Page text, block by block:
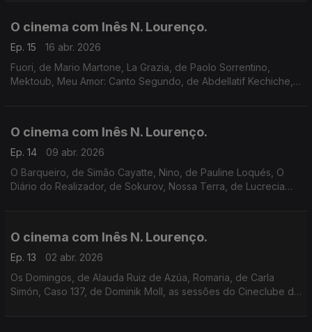
O cinema com Inês N. Lourenço.
Ep. 15
16 abr. 2026
Fuori, de Mario Martone, La Grazia, de Paolo Sorrentino,
Mektoub, Meu Amor: Canto Segundo, de Abdellatif Kechiche,
O cinema com Inês N. Lourenço.
Ep. 14
09 abr. 2026
O Barqueiro, de Simão Cayatte, Nino, de Pauline Loqués, O
Diário do Realizador, de Sokurov, Nossa Terra, de Lucrecia
O cinema com Inês N. Lourenço.
Ep. 13
02 abr. 2026
Os Domingos, de Alauda Ruiz de Azúa, Romaria, de Carla
Simón, Caso 137, de Dominik Moll, as sessões do Cineclube de